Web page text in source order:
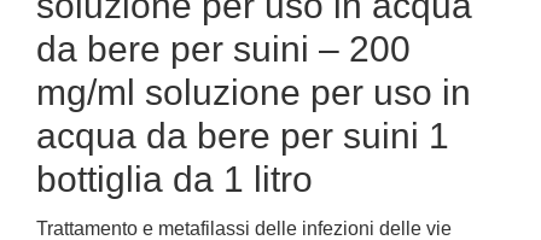
da bere per suini – 200
mg/ml soluzione per uso in
acqua da bere per suini 1
bottiglia da 1 litro
Trattamento e metafilassi delle infezioni delle vie